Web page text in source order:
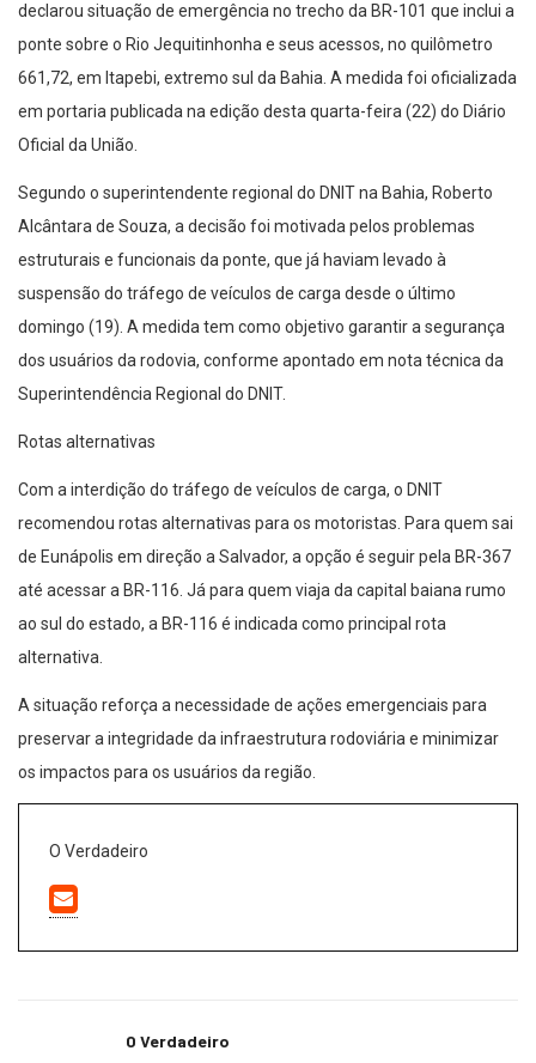
declarou situação de emergência no trecho da BR-101 que inclui a
ponte sobre o Rio Jequitinhonha e seus acessos, no quilômetro
661,72, em Itapebi, extremo sul da Bahia. A medida foi oficializada
em portaria publicada na edição desta quarta-feira (22) do Diário
Oficial da União.
Segundo o superintendente regional do DNIT na Bahia, Roberto
Alcântara de Souza, a decisão foi motivada pelos problemas
estruturais e funcionais da ponte, que já haviam levado à
suspensão do tráfego de veículos de carga desde o último
domingo (19). A medida tem como objetivo garantir a segurança
dos usuários da rodovia, conforme apontado em nota técnica da
Superintendência Regional do DNIT.
Rotas alternativas
Com a interdição do tráfego de veículos de carga, o DNIT
recomendou rotas alternativas para os motoristas. Para quem sai
de Eunápolis em direção a Salvador, a opção é seguir pela BR-367
até acessar a BR-116. Já para quem viaja da capital baiana rumo
ao sul do estado, a BR-116 é indicada como principal rota
alternativa.
A situação reforça a necessidade de ações emergenciais para
preservar a integridade da infraestrutura rodoviária e minimizar
os impactos para os usuários da região.
O Verdadeiro
O Verdadeiro